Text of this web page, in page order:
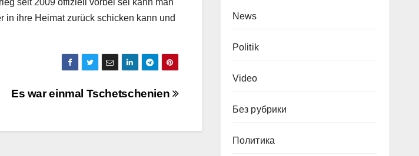
in ihre Heimat zurück schicken kann und
Es war einmal Tschetschenien
News
Politik
Video
Без рубрики
Политика